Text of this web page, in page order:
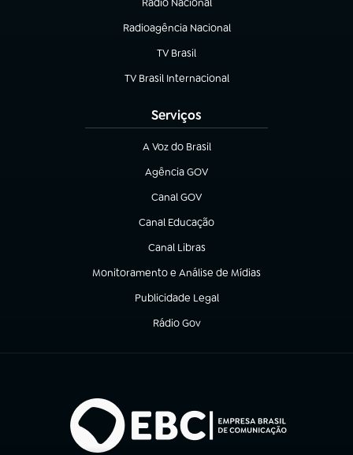
Rádio Nacional
(abre em nova aba)
Radioagência Nacional
(abre em nova aba)
TV Brasil
(abre em nova aba)
TV Brasil Internacional
(abre em nova aba)
Serviços
A Voz do Brasil
(abre em nova aba)
Agência GOV
(abre em nova aba)
Canal GOV
(abre em nova aba)
Canal Educação
(abre em nova aba)
Canal Libras
(abre em nova aba)
Monitoramento e Análise de Mídias
(abre em nova aba)
Publicidade Legal
(abre em nova aba)
Rádio Gov
(abre em nova aba)